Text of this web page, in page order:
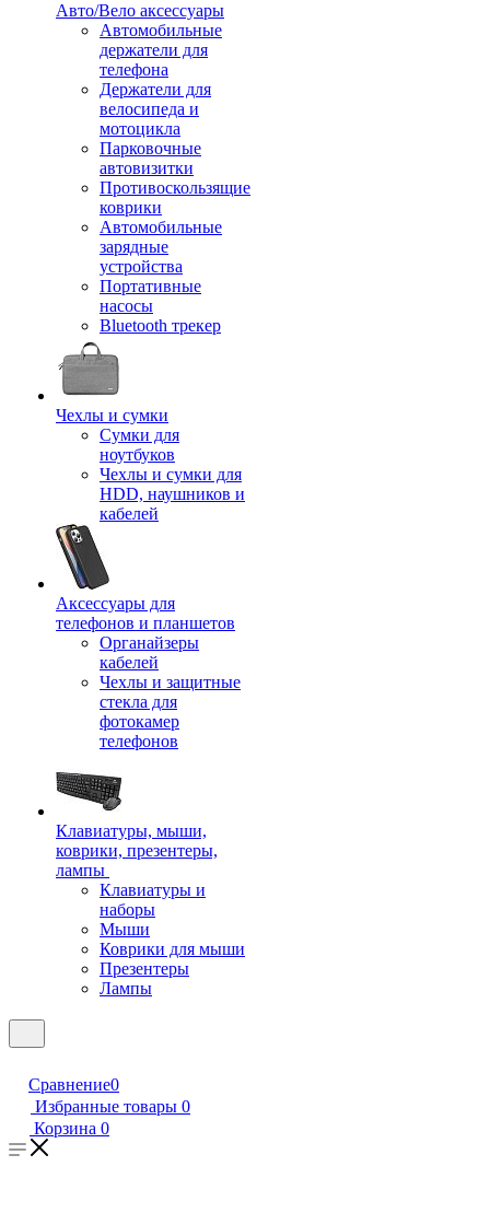
Авто/Вело аксессуары
Автомобильные
держатели для
телефона
Держатели для
велосипеда и
мотоцикла
Парковочные
автовизитки
Противоскользящие
коврики
Автомобильные
зарядные
устройства
Портативные
насосы
Bluetooth трекер
Чехлы и сумки
Сумки для
ноутбуков
Чехлы и сумки для
HDD, наушников и
кабелей
Аксессуары для
телефонов и планшетов
Органайзеры
кабелей
Чехлы и защитные
стекла для
фотокамер
телефонов
Клавиатуры, мыши,
коврики, презентеры,
лампы
Клавиатуры и
наборы
Мыши
Коврики для мыши
Презентеры
Лампы
Сравнение0
Избранные товары 0
Корзина 0